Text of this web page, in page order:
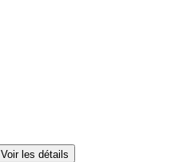
Voir les détails